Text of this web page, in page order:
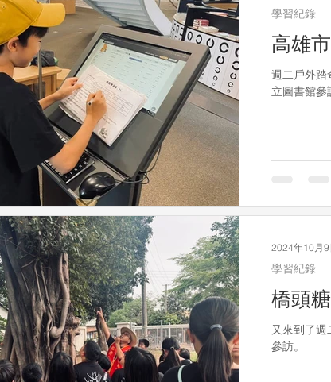
國際教育 Star of the Week 教師增能 高雄
週二戶外踏
立圖書館參
學習紀錄
橋頭
又來到了
參訪。
學習紀錄
2024年10月9